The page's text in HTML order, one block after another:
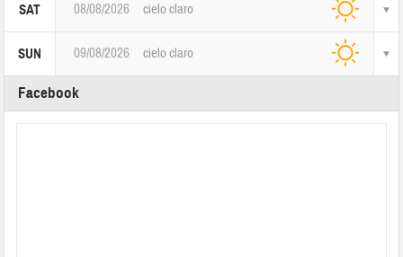
SAT 08/08/2026 cielo claro
SUN 09/08/2026 cielo claro
Facebook